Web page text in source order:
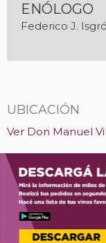
ENÓLOGO
Federico J. Isgró
UBICACIÓN
Ver Don Manuel